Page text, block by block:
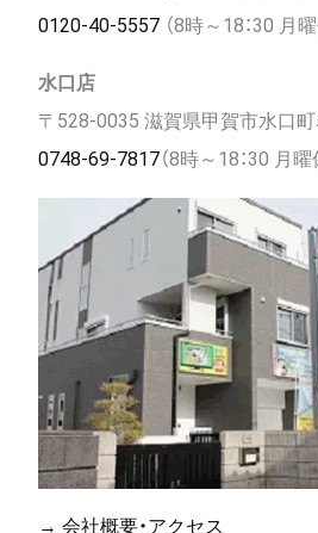
0120-40-5557（8時～18：30 月曜
水口店
〒528-0035 滋賀県甲賀市水口町
0748-69-7817（8時～18：30 月曜
→ 会社概要・アクセス